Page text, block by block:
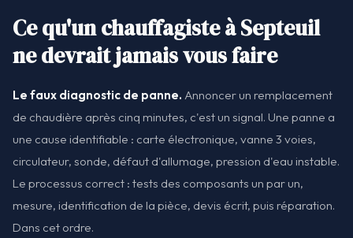
Ce qu'un chauffagiste à Septeuil
ne devrait jamais vous faire
Le faux diagnostic de panne. Annoncer un remplacement
de chaudière après cinq minutes, c'est un signal. Une panne a
une cause identifiable : carte électronique, vanne 3 voies,
circulateur, sonde, défaut d'allumage, pression d'eau instable.
Le processus correct : tests des composants un par un,
mesure, identification de la pièce, devis écrit, puis réparation.
Dans cet ordre.